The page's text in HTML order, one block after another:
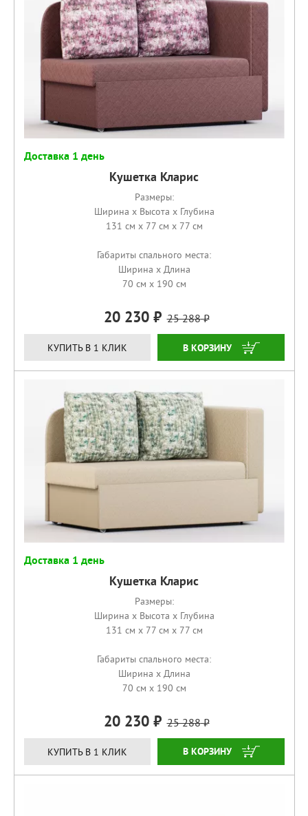
Доставка 1 день
Кушетка Кларис
Размеры:
Ширина x Высота x Глубина
131 см x 77 см x 77 см
Габариты спального места:
Ширина x Длина
70 см x 190 см
20 230 25 288
КУПИТЬ В 1 КЛИК КУПИТЬ
Доставка 1 день
Кушетка Кларис
Размеры:
Ширина x Высота x Глубина
131 см x 77 см x 77 см
Габариты спального места:
Ширина x Длина
70 см x 190 см
20 230 25 288
КУПИТЬ В 1 КЛИК КУПИТЬ